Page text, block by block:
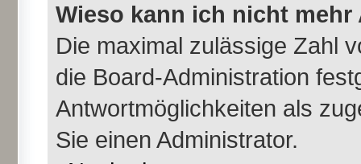
Wieso kann ich nicht
Die maximal zulässige Zahl
die Board-Administration
Antwortmöglichkeiten als
Sie einen Administrator.